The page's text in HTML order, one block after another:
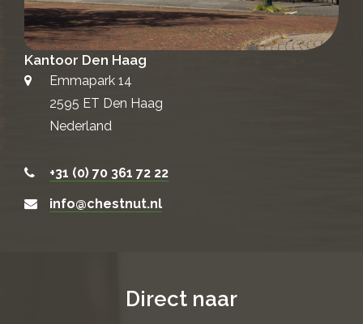
Kantoor Den Haag
Emmapark 14
2595 ET Den Haag
Nederland
+31 (0) 70 361 72 22
info@chestnut.nl
Direct naar